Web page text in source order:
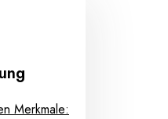
Merkmale: